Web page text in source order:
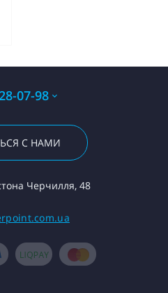
07-98
С НАМИ
Черчилля, 48